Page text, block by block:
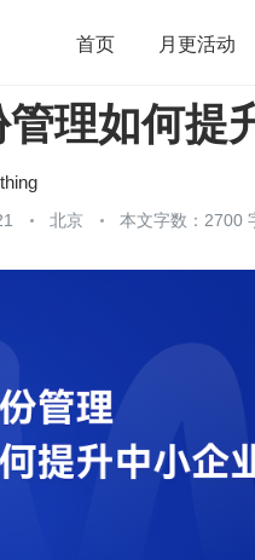
首页 月更活动
架构 OpenHarmony
理如何提
北京 本文字数：2700